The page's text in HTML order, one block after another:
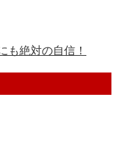
も絶対の自信！